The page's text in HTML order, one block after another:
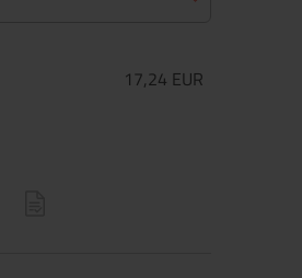
17,24 EUR